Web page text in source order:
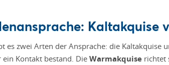
Kaltakquise
es zwei Arten der Ansprache: die Kaltakquise
Kontakt bestand. Die Warmakquise richtet